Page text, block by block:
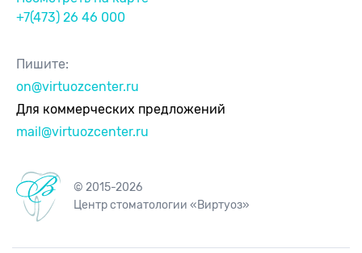
+7(473) 26 46 000
Пишите:
on@virtuozcenter.ru
Для коммерческих предложений
mail@virtuozcenter.ru
© 2015-2026
Центр стоматологии «Виртуоз»